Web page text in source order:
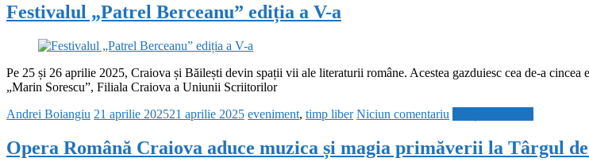
Festivalul „Patrel Berceanu” ediția a V-a
Pe 25 și 26 aprilie 2025, Craiova și Băilești devin spații vii ale literaturii române. Acestea gazduiesc cea de-a
„Marin Sorescu”, Filiala Craiova a Uniunii Scriitorilor
Andrei Boiangiu 21 aprilie 202521 aprilie 2025 eveniment, timp liber Niciun comentariu
Opera Română Craiova aduce muzica și magia primăverii la Târgul de